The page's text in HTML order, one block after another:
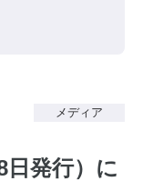
メディア
日発行）に